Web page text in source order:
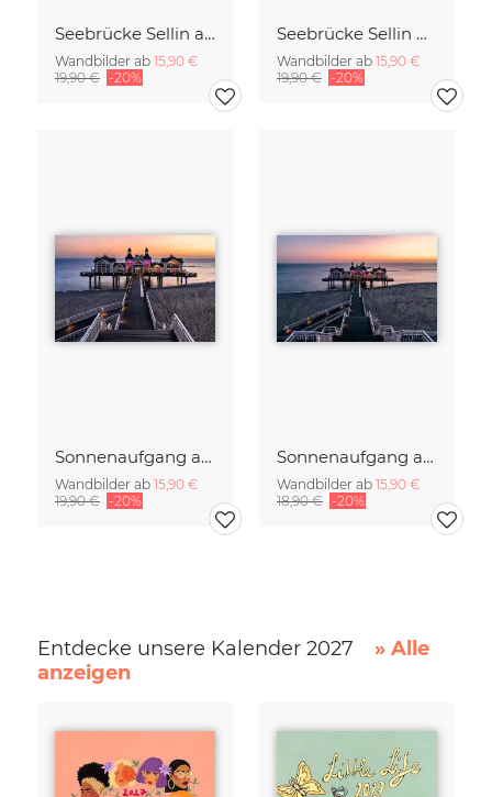
Seebrücke Sellin auf Rügen
Wandbilder ab 15,90 €
19,90 € -20%
Seebrücke Sellin Rügen
Wandbilder ab 15,90 €
19,90 € -20%
Sonnenaufgang auf Rügen
Wandbilder ab 15,90 €
19,90 € -20%
Sonnenaufgang auf der Insel Rügen
Wandbilder ab 15,90 €
18,90 € -20%
Entdecke unsere Kalender 2027
» Alle
anzeigen